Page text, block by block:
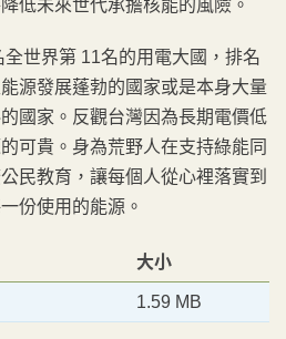
低未來世代承擔核能的風險。
世界第 11名的用電大國，排名
源發展蓬勃的國家或是本身大量
國家。反觀台灣因為長期電價低
可貴。身為荒野人在支持綠能同
民教育，讓每個人從心裡落實到
份使用的能源。
大小
1.59 MB